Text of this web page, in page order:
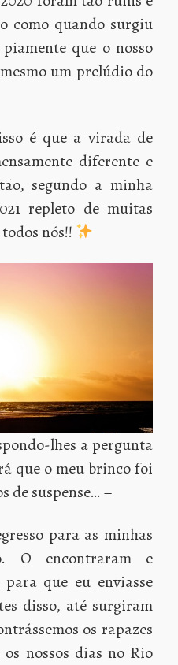
como quando surgiu
que o nosso
um prelúdio do
é que a virada de
diferente e
segundo a minha
repleto de muitas
nós!!
lhes a pergunta
que o meu brinco foi
de suspense… –
para as minhas
O encontraram e
que eu enviasse
disso, até surgiram
os rapazes
nossos dias no Rio